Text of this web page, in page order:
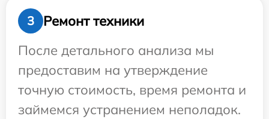
3
Ремонт техники
После детального анализа мы
предоставим на утверждение
точную стоимость, время ремонта и
займемся устранением неполадок.